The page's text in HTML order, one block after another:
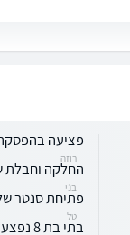
פציעה
רוזה
החלקה וחבלת
בני
פתיחת סנטר
טל
בתי בת 8 נפצעה בהמהלך ההפסקה